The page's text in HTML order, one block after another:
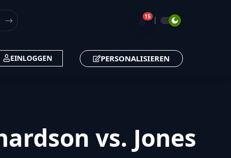
🔔15
EINLOGGEN PERSONALISIEREN
vs. Jones